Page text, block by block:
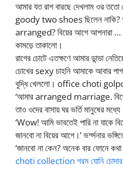
আমার যত রাগ বারছে দেখলাম ওর ততো
goody two shoes ছিলেন নাকি?
arranged? বিয়ের আগে আপনারা …
কামড়ে তাকালো।
রাগের চোটে এতক্ষণে আমার ডান্ডা
চোখের sexy চাহনি আমাকে আবার
বুদ্ধি খেললো। office choti
‘আমার arranged marriage.
তাও ওদের বাসায় ঘর ভর্তি মানুষের
‘Wow! আমি ভাবতেই পারি না যাকে
জানবো না বিয়ের আগে।’ ভর্দ্সনার
‘জানবো না কেন? অনেক বার ফোনে
choti collection গরম যোনি চোদার